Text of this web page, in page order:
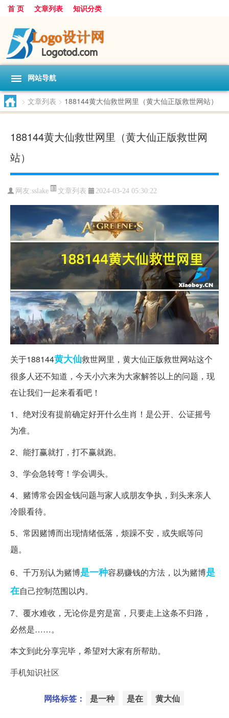
首 页 文章列表 知识分类
网站导航
> 文章列表 > 188144黄大仙救世网里（黄大仙正版救世网站）
188144黄大仙救世网里（黄大仙正版救世网
站）
网友:sslake 文章列表 2024-03-24 05:30:22
关于188144黄大仙救世网里，黄大仙正版救世网站这个
很多人还不知道，今天小六来为大家解答以上的问题，现
在让我们一起来看看吧！
1、绝对没有提前确定好开什么生肖！是公开、公证摇号
为准。
2、能打赢就打，打不赢就跑。
3、学会急转弯！学会调头。
4、赌博常会因金钱问题与家人或朋友争执，到头来亲人
冷眼看待。
5、常因赌博而出现情绪低落，烦躁不安，或失眠等问
题。
6、千万别认为赌博是一种容易赚钱的方法，以为赌博是
在自己控制范围以内。
7、覆水难收，无论你是穷是富，只要走上这条不归路，
必然是……。
本文到此分享完毕，希望对大家有所帮助。
手机知识社区
网络标签： 是一种 是在 黄大仙